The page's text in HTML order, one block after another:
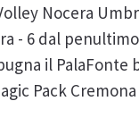
Nocera
- 6 dal
il
Pack